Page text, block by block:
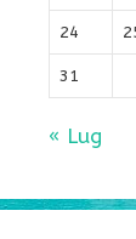
24
31
« Lug